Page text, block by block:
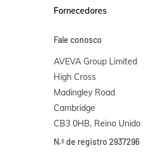
Fornecedores
Fale conosco
AVEVA Group Limited
High Cross
Madingley Road
Cambridge
CB3 0HB, Reino Unido
N.º de registro 2937296